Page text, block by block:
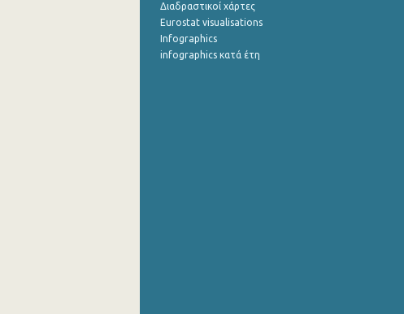
Αυγούστου 2022
Ιουλίου 2022
Διαδραστικοί χάρτες
Eurostat visualisations
Infographics
infographics κατά έτη